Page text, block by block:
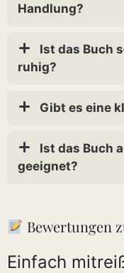
Handlung?
ruhig?
Gibt es eine
geeignet?
Bewertungen
Einfach